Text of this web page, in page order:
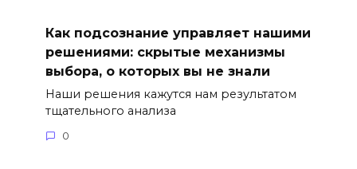
Как подсознание управляет нашими
решениями: скрытые механизмы
выбора, о которых вы не знали
Наши решения кажутся нам результатом
тщательного анализа
0